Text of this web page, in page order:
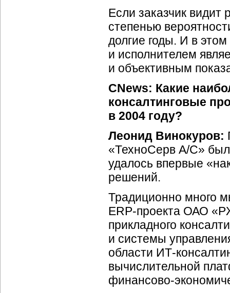
Если заказчик видит
степенью
долгие годы. И в
и исполнителем
и объективным
CNews: Какие
консалтинговые
в 2004 году?
Леонид Винокуров:
«ТехноСерв А/С»
удалось впервые
решений.
Традиционно много
ERP-проекта ОАО
прикладного
и системы
области ИТ-
вычислительной
финансово-